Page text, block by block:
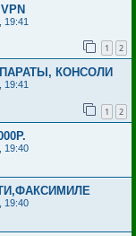
19:41
1 2
КОНСОЛИ
19:41
1 2
19:40
19:40